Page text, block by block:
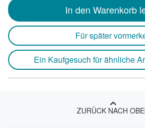
In den Warenkorb
Für später
Ein Kaufgesuch für ähnliche
ZURÜCK NACH